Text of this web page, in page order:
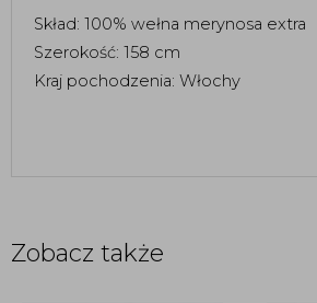
Skład: 100% wełna merynosa extra
Szerokość: 158 cm
Kraj pochodzenia: Włochy
Zobacz także